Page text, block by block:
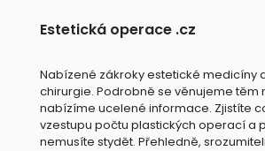
Estetická operace .cz
Nabízené zákroky estetické medicíny
chirurgie. Podrobně se věnujeme těm
nabízíme ucelené informace. Zjistíte
vzestupu počtu plastických operací a
nemusíte stydět. Přehledně,